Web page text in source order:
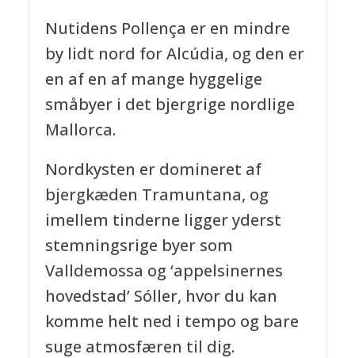
Nutidens Pollença er en mindre
by lidt nord for Alcúdia, og den er
en af en af mange hyggelige
småbyer i det bjergrige nordlige
Mallorca.
Nordkysten er domineret af
bjergkæden Tramuntana, og
imellem tinderne ligger yderst
stemningsrige byer som
Valldemossa og ‘appelsinernes
hovedstad’ Sóller, hvor du kan
komme helt ned i tempo og bare
suge atmosfæren til dig.